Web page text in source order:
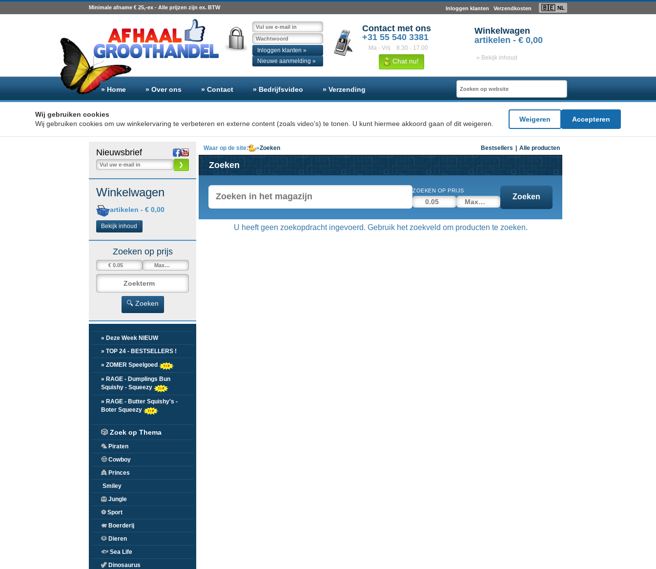
Minimale afname € 25,-ex - Alle prijzen zijn ex. BTW Inloggen klanten Verzendkosten 🇧🇪 NL
Inloggen klanten »
Nieuwe aanmelding »
Contact met ons
+31 55 540 3381
Ma - Vrij 8.30 - 17.00
Chat nu!
Winkelwagen
artikelen - € 0,00
» Bekijk inhoud
» Home » Over ons » Contact » Bedrijfsvideo » Verzending
Wij gebruiken cookies
Wij gebruiken cookies om uw winkelervaring te verbeteren en externe content (zoals video's) te tonen. U kunt hiermee akkoord gaan of dit weigeren.
Weigeren Accepteren
Nieuwsbrief
❯
Winkelwagen
artikelen - € 0,00
Bekijk inhoud
Zoeken op prijs
🔍 Zoeken
» Deze Week NIEUW
» TOP 24 - BESTSELLERS !
» ZOMER Speelgoed
» RAGE - Dumplings Bun
Squishy - Squeezy
» RAGE - Butter Squishy's -
Boter Squeezy
🎲 Zoek op Thema
🦜 Piraten
🤠Cowboy
👸 Princes
Smiley
🦁 Jungle
⚽Sport
🐖 Boerderij
🐶 Dieren
🐟 Sea Life
🦖 Dinosaurus
Waar op de site: »Zoeken Bestsellers Alle producten
Zoeken
ZOEKEN OP PRIJS
Zoeken
U heeft geen zoekopdracht ingevoerd. Gebruik het zoekveld om producten te zoeken.